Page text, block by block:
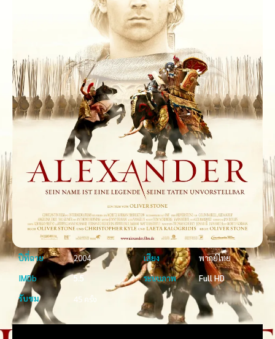
ปีที่ฉาย 2004 เสียง
พากย์ไทย
IMDb
5.5 ระบบภาพ
Full HD
รับชม
45 ครั้ง